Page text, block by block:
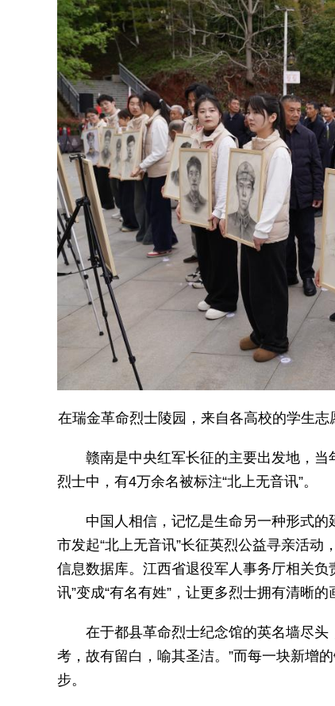
在瑞金革命烈士陵园，来自各高校的学生
赣南是中央红军长征的主要出发地，
烈士中，有4万余名被标注“北上无音讯”。
中国人相信，记忆是生命另一种形式
市发起“北上无音讯”长征英烈公益寻亲活
信息数据库。江西省退役军人事务厅相关
讯”变成“有名有姓”，让更多烈士拥有清晰的
在于都县革命烈士纪念馆的英名墙尽
考，故有留白，喻其圣洁。”而每一块新增
步。